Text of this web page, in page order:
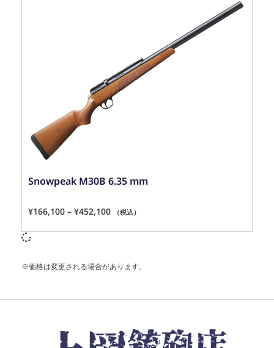
Snowpeak M30B 6.35 mm
¥166,100 – ¥452,100 （税込）
※価格は変更される場合があります。